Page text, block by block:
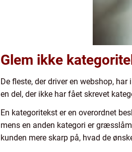
Glem ikke
De fleste, der driver en webshop,
en del, der ikke har fået skrevet
En kategoritekst er en overordnet
mens en anden kategori er
kunden mere skarp på, hvad de